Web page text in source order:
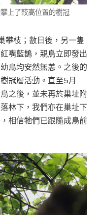
上了較高位置的樹冠
攀枝；數日後，另一隻
嘴藍鵲，親鳥立即發出
鳥均安然無恙。之後的
冠層活動。直至5月
之後，並未再於巢址附
林下，我們亦在巢址下
相信牠們已跟隨成鳥前